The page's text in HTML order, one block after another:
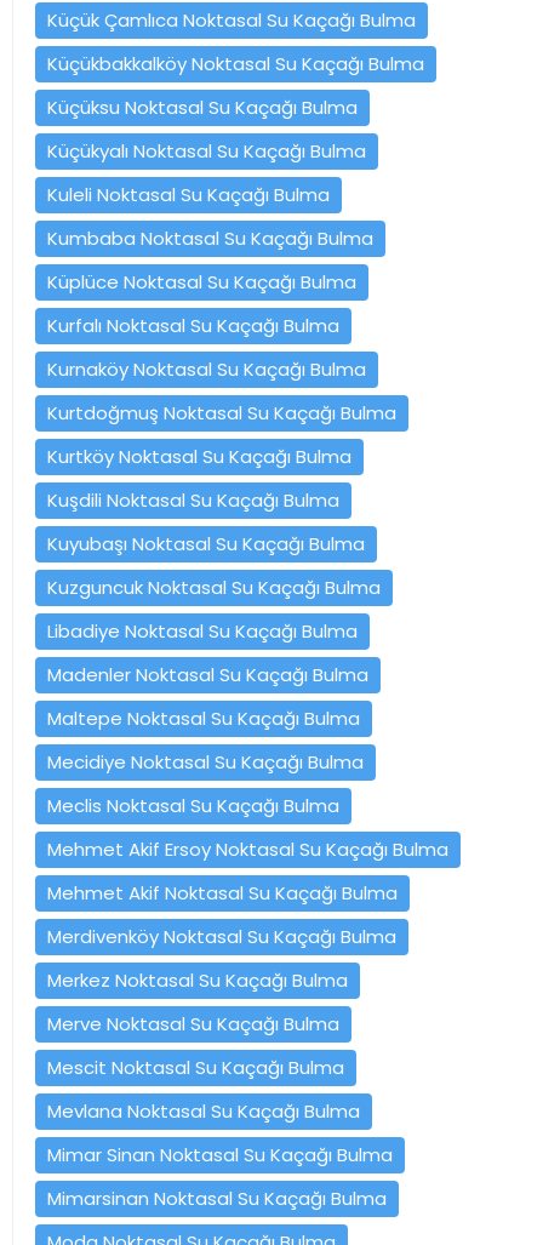
Küçük Çamlıca Noktasal Su Kaçağı Bulma
Küçükbakkalköy Noktasal Su Kaçağı Bulma
Küçüksu Noktasal Su Kaçağı Bulma
Küçükyalı Noktasal Su Kaçağı Bulma
Kuleli Noktasal Su Kaçağı Bulma
Kumbaba Noktasal Su Kaçağı Bulma
Küplüce Noktasal Su Kaçağı Bulma
Kurfalı Noktasal Su Kaçağı Bulma
Kurnaköy Noktasal Su Kaçağı Bulma
Kurtdoğmuş Noktasal Su Kaçağı Bulma
Kurtköy Noktasal Su Kaçağı Bulma
Kuşdili Noktasal Su Kaçağı Bulma
Kuyubaşı Noktasal Su Kaçağı Bulma
Kuzguncuk Noktasal Su Kaçağı Bulma
Libadiye Noktasal Su Kaçağı Bulma
Madenler Noktasal Su Kaçağı Bulma
Maltepe Noktasal Su Kaçağı Bulma
Mecidiye Noktasal Su Kaçağı Bulma
Meclis Noktasal Su Kaçağı Bulma
Mehmet Akif Ersoy Noktasal Su Kaçağı Bulma
Mehmet Akif Noktasal Su Kaçağı Bulma
Merdivenköy Noktasal Su Kaçağı Bulma
Merkez Noktasal Su Kaçağı Bulma
Merve Noktasal Su Kaçağı Bulma
Mescit Noktasal Su Kaçağı Bulma
Mevlana Noktasal Su Kaçağı Bulma
Mimar Sinan Noktasal Su Kaçağı Bulma
Mimarsinan Noktasal Su Kaçağı Bulma